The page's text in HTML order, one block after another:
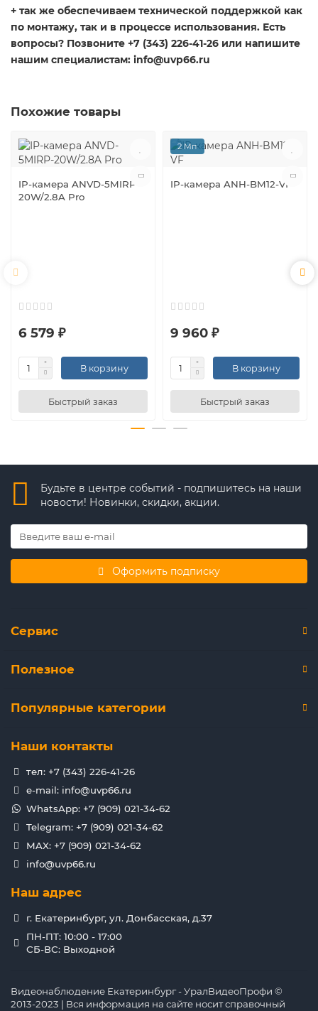
+ так же обеспечиваем технической поддержкой как
по монтажу, так и в процессе использования. Есть
вопросы? Позвоните +7 (343) 226-41-26 или напишите
нашим специалистам: info@uvp66.ru
Похожие товары
IP-камера ANVD-5MIRP-
20W/2.8A Pro
6 579 ₽
В корзину
Быстрый заказ
2 Мп
IP-камера ANH-BM12-VF
9 960 ₽
В корзину
Быстрый заказ
Будьте в центре событий - подпишитесь на наши
новости! Новинки, скидки, акции.
Оформить подписку
Сервис
Полезное
Популярные категории
Наши контакты
тел: +7 (343) 226-41-26
e-mail: info@uvp66.ru
WhatsApp: +7 (909) 021-34-62
Telegram: +7 (909) 021-34-62
MAX: +7 (909) 021-34-62
info@uvp66.ru
Наш адрес
г. Екатеринбург, ул. Донбасская, д.37
ПН-ПТ: 10:00 - 17:00
СБ-ВС: Выходной
Видеонаблюдение Екатеринбург - УралВидеоПрофи ©
2013-2023 | Вся информация на сайте носит справочный